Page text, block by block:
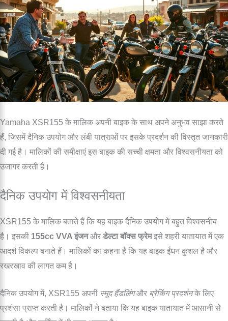
Yamaha XSR155 के मालिक अपनी बाइक के साथ अपने अनुभव साझा करते
हैं, जिसमें दैनिक उपयोग और लंबी यात्राओं पर इसके प्रदर्शन की विस्तृत जानकारी
दी गई है। मालिकों की समीक्षाएं इस बाइक की सच्ची क्षमता और विश्वसनीयता को
उजागर करती हैं।
दैनिक उपयोग में विश्वसनीयता
XSR155 के मालिक बताते हैं कि यह बाइक दैनिक उपयोग में बहुत विश्वसनीय
है। इसकी 155cc VVA इंजनऔर डेल्टा बॉक्स फ्रेमइसे शहरी यातायात में एक
आदर्श विकल्प बनाते हैं। मालिकों का कहना है कि यह बाइक ईंधन कुशल है और
रखरखाव की लागत कम है।
दैनिक उपयोग में, XSR155 अपनी स्मूद हैंडलिंगऔर ब्रेकिंग प्रदर्शनके लिए
प्रशंसा प्राप्त करती है। मालिकों ने बताया कि यह बाइक यातायात में आसानी से